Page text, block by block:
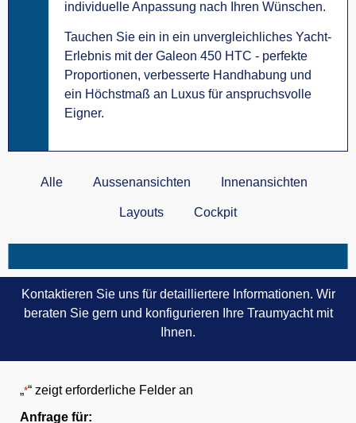
individuelle Anpassung nach Ihren Wünschen.
Tauchen Sie ein in ein unvergleichliches Yacht-
Erlebnis mit der Galeon 450 HTC - perfekte
Proportionen, verbesserte Handhabung und
ein Höchstmaß an Luxus für anspruchsvolle
Eigner.
Alle Aussenansichten Innenansichten
Layouts Cockpit
Kontaktieren Sie uns für detailliertere Informationen. Wir
beraten Sie gern und konfigurieren Ihre Traumyacht mit
Ihnen.
„*“ zeigt erforderliche Felder an
Anfrage für: